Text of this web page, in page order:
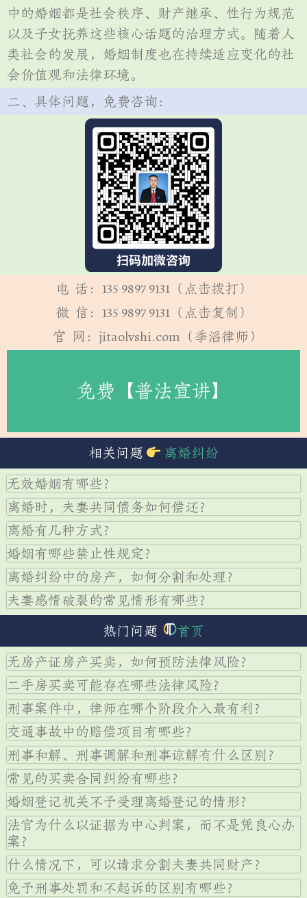
中的婚姻都是社会秩序、财产继承、性行为规范
以及子女抚养这些核心话题的治理方式。随着人
类社会的发展，婚姻制度也在持续适应变化的社
会价值观和法律环境。
二、具体问题，免费咨询：
电 话：135 9897 9131（点击拨打）
微 信：135 9897 9131（点击复制）
官 网：jitaolvshi.com（季滔律师）
免费【普法宣讲】
相关问题 离婚纠纷
无效婚姻有哪些？
离婚时，夫妻共同债务如何偿还？
离婚有几种方式？
婚姻有哪些禁止性规定？
离婚纠纷中的房产，如何分割和处理？
夫妻感情破裂的常见情形有哪些？
热门问题 首页
无房产证房产买卖，如何预防法律风险？
二手房买卖可能存在哪些法律风险？
刑事案件中，律师在哪个阶段介入最有利？
交通事故中的赔偿项目有哪些？
刑事和解、刑事调解和刑事谅解有什么区别？
常见的买卖合同纠纷有哪些？
婚姻登记机关不予受理离婚登记的情形？
法官为什么以证据为中心判案，而不是凭良心办
案？
什么情况下，可以请求分割夫妻共同财产？
免予刑事处罚和不起诉的区别有哪些？